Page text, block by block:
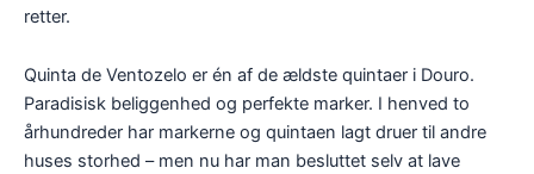
retter.
Quinta de Ventozelo er én af de ældste quintaer i Douro.
Paradisisk beliggenhed og perfekte marker. I henved to
århundreder har markerne og quintaen lagt druer til andre
huses storhed – men nu har man besluttet selv at lave